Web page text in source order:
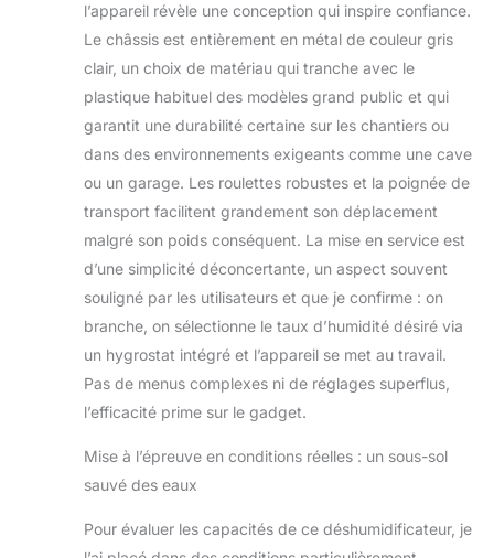
l’appareil révèle une conception qui inspire confiance.
Le châssis est entièrement en métal de couleur gris
clair, un choix de matériau qui tranche avec le
plastique habituel des modèles grand public et qui
garantit une durabilité certaine sur les chantiers ou
dans des environnements exigeants comme une cave
ou un garage. Les roulettes robustes et la poignée de
transport facilitent grandement son déplacement
malgré son poids conséquent. La mise en service est
d’une simplicité déconcertante, un aspect souvent
souligné par les utilisateurs et que je confirme : on
branche, on sélectionne le taux d’humidité désiré via
un hygrostat intégré et l’appareil se met au travail.
Pas de menus complexes ni de réglages superflus,
l’efficacité prime sur le gadget.
Mise à l’épreuve en conditions réelles : un sous-sol
sauvé des eaux
Pour évaluer les capacités de ce déshumidificateur, je